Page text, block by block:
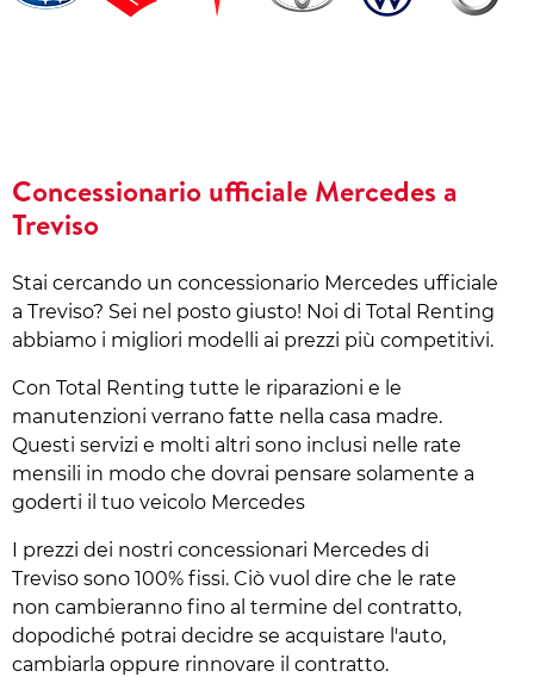
Concessionario ufficiale Mercedes a
Treviso
Stai cercando un concessionario Mercedes ufficiale
a Treviso? Sei nel posto giusto! Noi di Total Renting
abbiamo i migliori modelli ai prezzi più competitivi.
Con Total Renting tutte le riparazioni e le
manutenzioni verrano fatte nella casa madre.
Questi servizi e molti altri sono inclusi nelle rate
mensili in modo che dovrai pensare solamente a
goderti il tuo veicolo Mercedes
I prezzi dei nostri concessionari Mercedes di
Treviso sono 100% fissi. Ciò vuol dire che le rate
non cambieranno fino al termine del contratto,
dopodiché potrai decidre se acquistare l'auto,
cambiarla oppure rinnovare il contratto.